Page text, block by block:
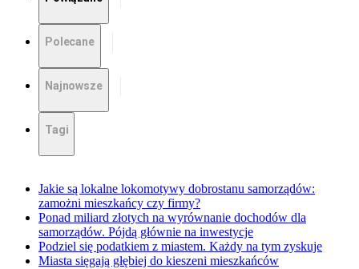
Polecane
Najnowsze
Tagi
Jakie są lokalne lokomotywy dobrostanu samorządów:
zamożni mieszkańcy czy firmy?
Ponad miliard złotych na wyrównanie dochodów dla
samorządów. Pójdą głównie na inwestycje
Podziel się podatkiem z miastem. Każdy na tym zyskuje
Miasta sięgają głębiej do kieszeni mieszkańców